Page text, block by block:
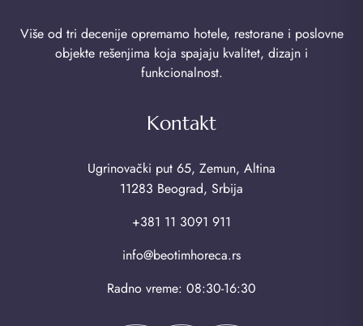
Više od tri decenije opremamo hotele, restorane i poslovne
objekte rešenjima koja spajaju kvalitet, dizajn i
funkcionalnost.
Kontakt
Ugrinovački put 65, Zemun, Altina
11283 Beograd, Srbija
+381 11 3091 911
info@beotimhoreca.rs
Radno vreme: 08:30-16:30